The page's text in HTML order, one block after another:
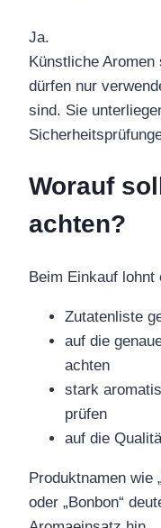
Ja.
Künstliche
dürfen nur
sind. Sie
Worauf
achten?
Beim Einkauf lohnt
Zutatenliste
auf die
achten
stark
prüfen
auf die
Produktnamen wie
oder „Bonbon“